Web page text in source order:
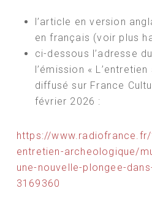
l’article en version
en français (voir plus
ci-dessous l’adresse
l’émission «
diffusé sur France
février 2026 :
https://
entretien-archeologique/
une-nouvelle-plongee-
3169360